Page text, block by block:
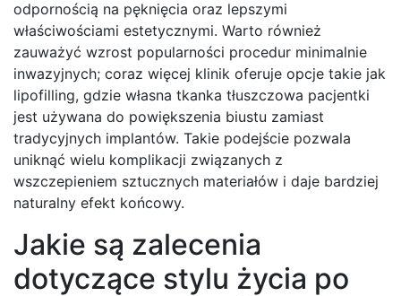
odpornością na pęknięcia oraz lepszymi
właściwościami estetycznymi. Warto również
zauważyć wzrost popularności procedur minimalnie
inwazyjnych; coraz więcej klinik oferuje opcje takie jak
lipofilling, gdzie własna tkanka tłuszczowa pacjentki
jest używana do powiększenia biustu zamiast
tradycyjnych implantów. Takie podejście pozwala
uniknąć wielu komplikacji związanych z
wszczepieniem sztucznych materiałów i daje bardziej
naturalny efekt końcowy.
Jakie są zalecenia
dotyczące stylu życia po